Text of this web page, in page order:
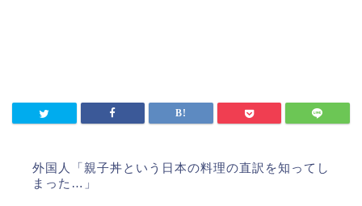
外国人「親子丼という日本の料理の直訳を知ってし
まった…」